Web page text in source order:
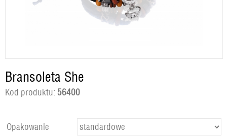
Bransoleta She
Kod produktu: 56400
Opakowanie